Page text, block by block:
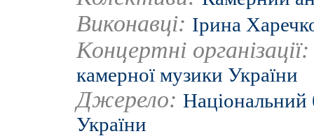
Виконавці: Ірина
Концертні
камерної музики України
Джерело: Національний
України